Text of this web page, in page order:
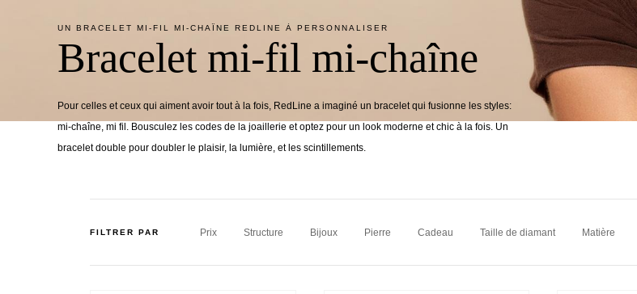
UN BRACELET MI-FIL MI-CHAÎNE REDLINE À PERSONNALISER
Bracelet mi-fil mi-chaîne
Pour celles et ceux qui aiment avoir tout à la fois, RedLine a imaginé un bracelet qui fusionne les styles:
mi-chaîne, mi fil. Bousculez les codes de la joaillerie et optez pour un look moderne et chic à la fois. Un
bracelet double pour doubler le plaisir, la lumière, et les scintillements.
FILTRER PAR Prix Structure Bijoux Pierre Cadeau Taille de diamant Matière